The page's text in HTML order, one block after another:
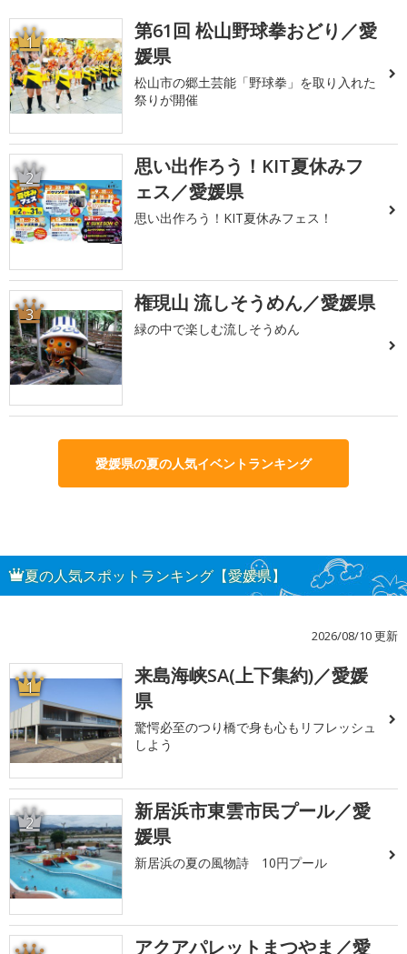
1
第61回 松山野球拳おどり／愛
媛県
松山市の郷土芸能「野球拳」を取り入れた
祭りが開催
2
思い出作ろう！KIT夏休みフ
ェス／愛媛県
思い出作ろう！KIT夏休みフェス！
3 権現山 流しそうめん／愛媛県
緑の中で楽しむ流しそうめん
愛媛県の夏の人気イベントランキング
夏の人気スポットランキング【愛媛県】
2026/08/10 更新
1
来島海峡SA(上下集約)／愛媛
県
驚愕必至のつり橋で身も心もリフレッシュ
しよう
2
新居浜市東雲市民プール／愛
媛県
新居浜の夏の風物詩 10円プール
アクアパレットまつやま／愛